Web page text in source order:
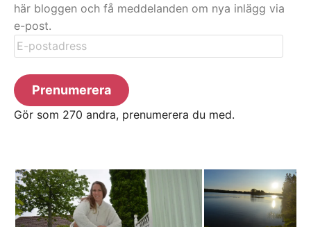
här bloggen och få meddelanden om nya inlägg via
e-post.
E-
postadress
Prenumerera
Gör som 270 andra, prenumerera du med.